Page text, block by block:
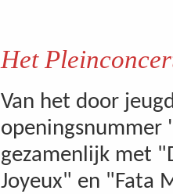
Het
Van het door
openingsnummer
gezamenlijk met
Joyeux" en "Fata